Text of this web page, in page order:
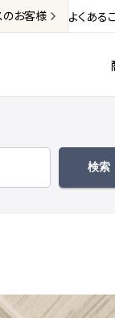
のお客様 よくある